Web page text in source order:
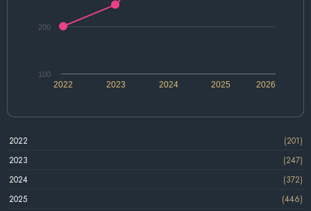
2022 2024 2026
2023 2025
100
200
2022
(201)
2023
(247)
2024
(372)
2025
(446)